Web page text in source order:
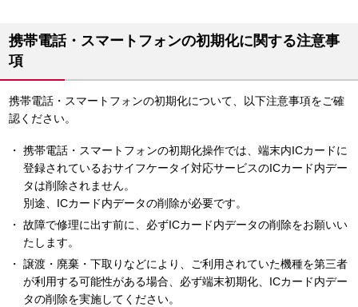
携帯電話・スマートフォンの初期化に関する注意事
項
携帯電話・スマートフォンの初期化について、以下注意事項をご確
認ください。
携帯電話・スマートフォンの初期化操作では、端末内ICカードに
登録されているおサイフケータイ対応サービスのICカード内デー
タは削除されません。
別途、ICカード内データの削除が必要です。
故障で修理に出す前に、必ずICカード内データの削除をお願いい
たします。
譲渡・廃棄・下取りなどにより、ご利用されていた機種を第三者
が利用する可能性がある場合、必ず端末初期化、ICカード内デー
タの削除を実施してください。